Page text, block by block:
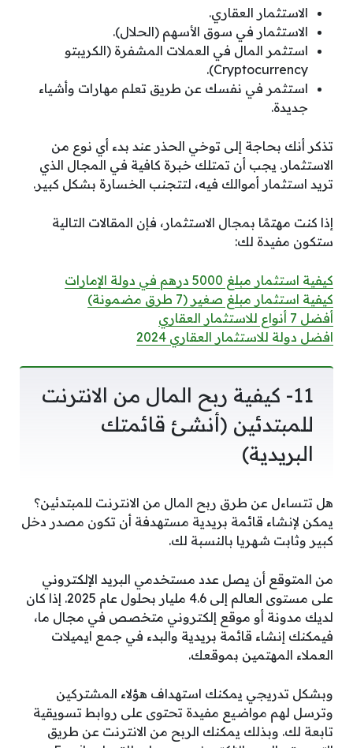
الاستثمار العقاري.
الاستثمار في سوق الأسهم (الحلال).
استثمر المال في العملات المشفرة (الكريبتو
Cryptocurrency).
استثمر في نفسك عن طريق تعلم مهارات وأشياء
جديدة.
تذكر أنك بحاجة إلى توخي الحذر عند بدء أي نوع من
الاستثمار. يجب أن تمتلك خبرة كافية في المجال الذي
تريد استثمار أموالك فيه، لتتجنب الخسارة بشكل كبير.
إذا كنت مهتمًا بمجال الاستثمار، فإن المقالات التالية
ستكون مفيدة لك:
كيفية استثمار مبلغ 5000 درهم في دولة الإمارات
كيفية استثمار مبلغ صغير (7 طرق مضمونة)
أفضل 7 أنواع للاستثمار العقاري
افضل دولة للاستثمار العقاري 2024
11- كيفية ربح المال من الانترنت
للمبتدئين (أنشئ قائمتك
البريدية)
هل تتساءل عن طرق ربح المال من الانترنت للمبتدئين؟
يمكن لإنشاء قائمة بريدية مستهدفة أن تكون مصدر دخل
كبير وثابت شهريا بالنسبة لك.
من المتوقع أن يصل عدد مستخدمي البريد الإلكتروني
على مستوى العالم إلى 4.6 مليار بحلول عام 2025. إذا كان
لديك مدونة أو موقع إلكتروني متخصص في مجال ما،
فيمكنك إنشاء قائمة بريدية والبدء في جمع ايميلات
العملاء المهتمين بموقعك.
وبشكل تدريجي يمكنك استهداف هؤلاء المشتركين
وترسل لهم مواضيع مفيدة تحتوى على روابط تسويقية
تابعة لك. وبذلك يمكنك الربح من الانترنت عن طريق